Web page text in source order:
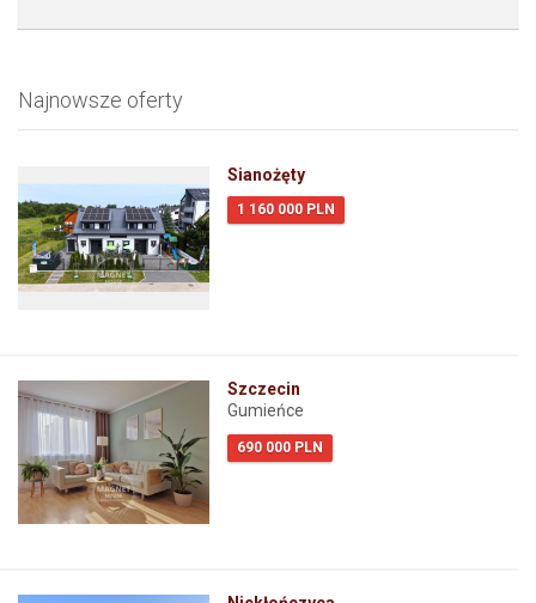
Najnowsze oferty
Sianożęty
1 160 000 PLN
Szczecin
Gumieńce
690 000 PLN